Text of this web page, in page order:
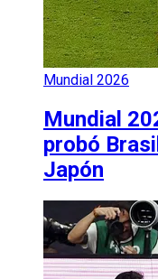
Mundial 2026
Mundial
probó
Japón